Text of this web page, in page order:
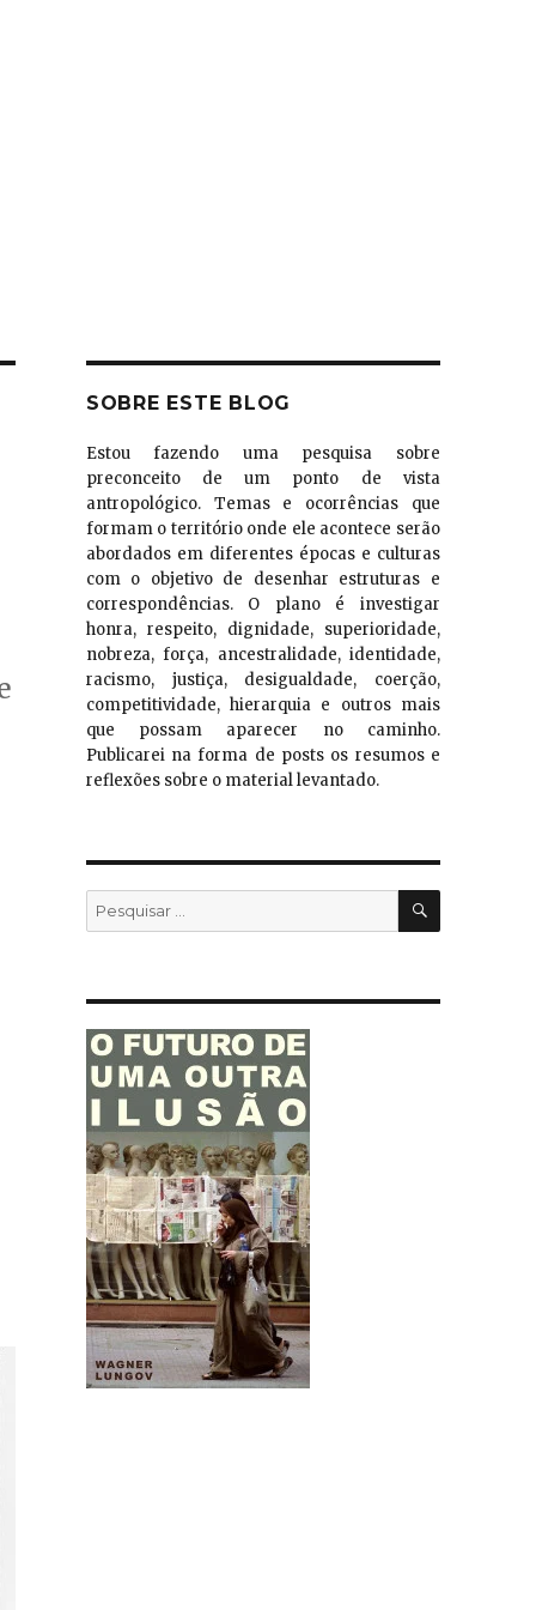
SOBRE ESTE BLOG
Estou fazendo uma pesquisa sobre
preconceito de um ponto de vista
antropológico. Temas e ocorrências que
formam o território onde ele acontece serão
abordados em diferentes épocas e culturas
com o objetivo de desenhar estruturas e
correspondências. O plano é investigar
honra, respeito, dignidade, superioridade,
nobreza, força, ancestralidade, identidade,
racismo, justiça, desigualdade, coerção,
competitividade, hierarquia e outros mais
que possam aparecer no caminho.
Publicarei na forma de posts os resumos e
reflexões sobre o material levantado.
Pesquisar
por: